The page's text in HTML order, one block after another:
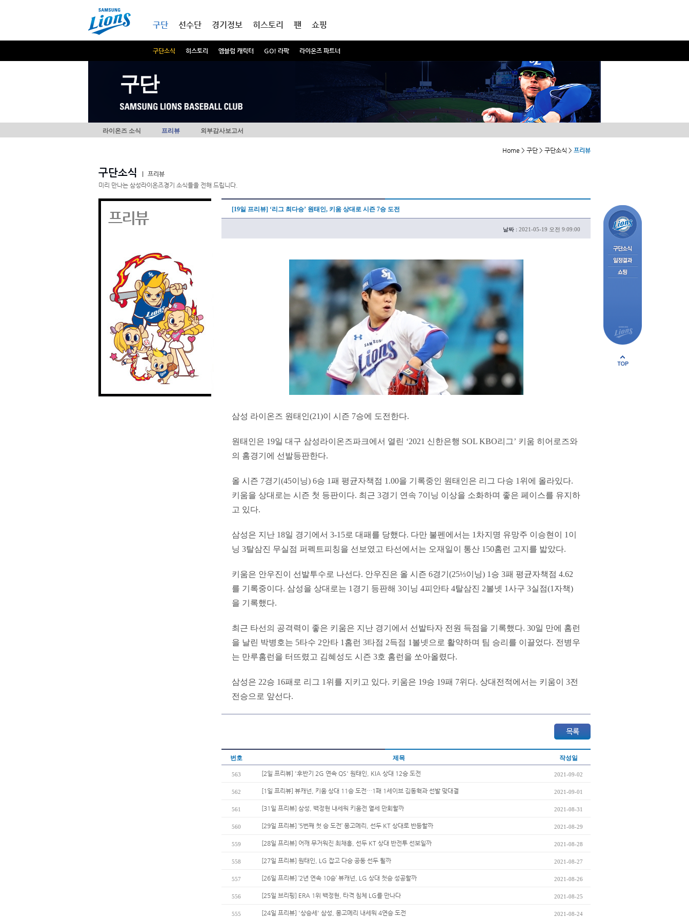
구단
구단소식 히스토리 엠블럼 캐릭터 GO! 라팍 라이온즈 파트너
선수단 경기정보 히스토리 팬 쇼핑
구단
라이온즈 소식 프리뷰 외부감사보고서
Home > 구단 > 구단소식 > 프리뷰
구단소식
프리뷰
미리 만나는 삼성라이온즈경기 소식들을 전해 드립니다.
프리뷰 [19일 프리뷰] ‘리그 최다승’ 원태인, 키움 상대로 시즌 7승 도전
날짜 : 2021-05-19 오전 9:09:00
삼성 라이온즈 원태인(21)이 시즌 7승에 도전한다.
원태인은 19일 대구 삼성라이온즈파크에서 열린 ‘2021 신한은행 SOL KBO리그’ 키움 히어로즈와
의 홈경기에 선발등판한다.
올 시즌 7경기(45이닝) 6승 1패 평균자책점 1.00을 기록중인 원태인은 리그 다승 1위에 올라있다.
키움을 상대로는 시즌 첫 등판이다. 최근 3경기 연속 7이닝 이상을 소화하며 좋은 페이스를 유지하
고 있다.
삼성은 지난 18일 경기에서 3-15로 대패를 당했다. 다만 불펜에서는 1차지명 유망주 이승현이 1이
닝 3탈삼진 무실점 퍼펙트피칭을 선보였고 타선에서는 오재일이 통산 150홈런 고지를 밟았다.
키움은 안우진이 선발투수로 나선다. 안우진은 올 시즌 6경기(25⅓이닝) 1승 3패 평균자책점 4.62
를 기록중이다. 삼성을 상대로는 1경기 등판해 3이닝 4피안타 4탈삼진 2볼넷 1사구 3실점(1자책)
을 기록했다.
최근 타선의 공격력이 좋은 키움은 지난 경기에서 선발타자 전원 득점을 기록했다. 30일 만에 홈런
을 날린 박병호는 5타수 2안타 1홈런 3타점 2득점 1볼넷으로 활약하며 팀 승리를 이끌었다. 전병우
는 만루홈런을 터뜨렸고 김혜성도 시즌 3호 홈런을 쏘아올렸다.
삼성은 22승 16패로 리그 1위를 지키고 있다. 키움은 19승 19패 7위다. 상대전적에서는 키움이 3전
전승으로 앞선다.
번호 제목 작성일
563 [2일 프리뷰] '후반기 2G 연속 QS' 원태인, KIA 상대 12승 도전 2021-09-02
562 [1일 프리뷰] 뷰캐넌, 키움 상대 11승 도전…1패 1세이브 김동혁과 선발 맞대결 2021-09-01
561 [31일 프리뷰] 삼성, 백정현 내세워 키움전 열세 만회할까 2021-08-31
560 [29일 프리뷰] ‘5번째 첫 승 도전’ 몽고메리, 선두 KT 상대로 반등할까 2021-08-29
559 [28일 프리뷰] 어깨 무거워진 최채흥, 선두 KT 상대 반전투 선보일까 2021-08-28
558 [27일 프리뷰] 원태인, LG 잡고 다승 공동 선두 될까 2021-08-27
557 [26일 프리뷰] ‘2년 연속 10승’ 뷰캐넌, LG 상대 첫승 성공할까 2021-08-26
556 [25일 브리핑] ERA 1위 백정현, 타격 침체 LG를 만나다 2021-08-25
555 [24일 프리뷰] '상승세' 삼성, 몽고메리 내세워 4연승 도전 2021-08-24